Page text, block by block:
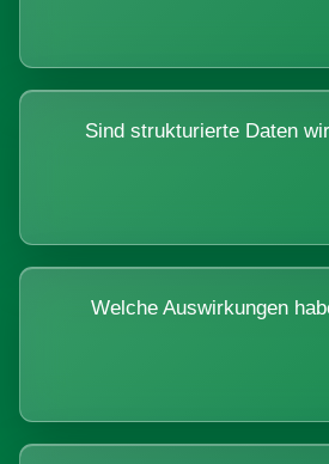
Sind strukturierte Daten
Welche Auswirkungen